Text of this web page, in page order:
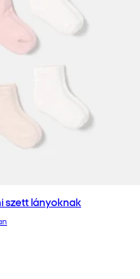
szett lányoknak